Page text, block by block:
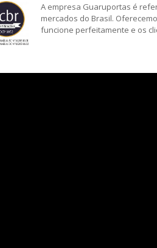
A empresa Guaruportas é
mercados do Brasil.
funcione perfeitamente e os